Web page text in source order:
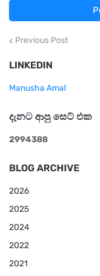
Previous Post
LINKEDIN
Manusha Amal
දැනට ආපු සෙට් එක
2994388
BLOG ARCHIVE
2026
2025
2024
2022
2021